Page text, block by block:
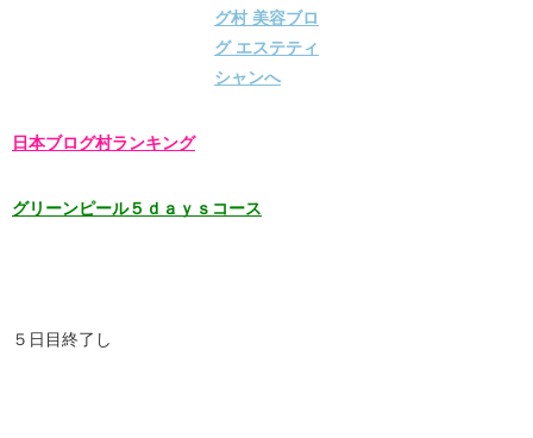
日本ブログ村ランキング
グリーンピール５ｄａｙｓコース
５日目終了し